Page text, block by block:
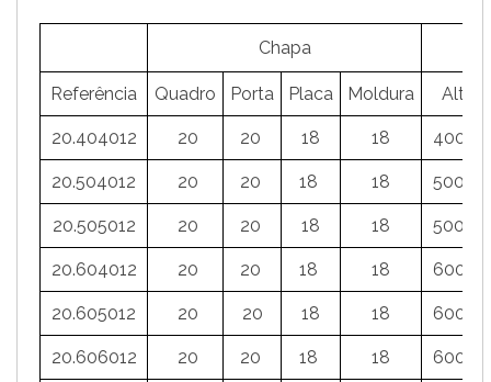
Chapa
Referência Quadro Porta Placa Moldura Altura
20.404012 20 20 18 18
20.504012 20 20 18 18
20.505012 20 20 18 18
20.604012 20 20 18 18
20.605012 20 20 18 18
20.606012 20 20 18 18